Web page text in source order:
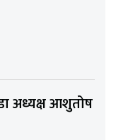
अध्यक्ष आशुतोष